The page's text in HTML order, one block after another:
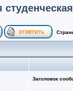
Заголовок